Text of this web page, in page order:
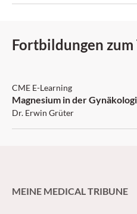
Fortbildungen zum
CME E-Learning
Magnesium in der
Dr. Erwin Grüter
MEINE MEDICAL TRIBUNE